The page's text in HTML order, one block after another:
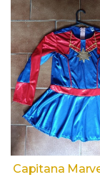
Capitana